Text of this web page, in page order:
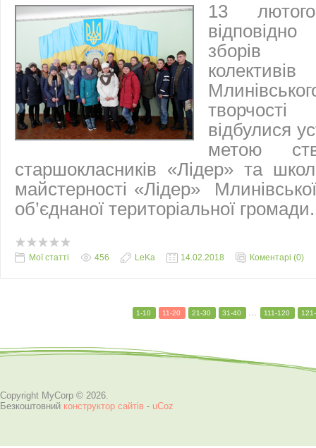
13
зборів
відбулися
метою
старшокласників «Лідер» та
майстерності «Лідер»
об’єднаної територіальної громади.
Мої статті 456 LeKa 14.02.2018 Коментарі (0)
1-10 11-20 21-30 31-40 ... 111-120
Copyright MyCorp © 2026
Безкоштовний конструктор сайтів - uCoz